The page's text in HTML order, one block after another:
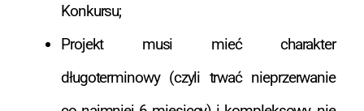
Konkursu;
Projekt musi mieć charakter
długoterminowy (czyli trwać nieprzerwanie